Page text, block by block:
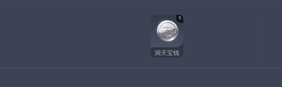
5
洞天宝钱